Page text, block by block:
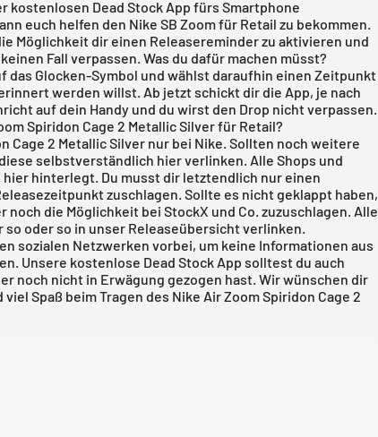
kostenlosen Dead Stock App fürs Smartphone
euch helfen den Nike SB Zoom für Retail zu bekommen.
Möglichkeit dir einen Releasereminder zu aktivieren und
Fall verpassen. Was du dafür machen müsst?
das Glocken-Symbol und wählst daraufhin einen Zeitpunkt
werden willst. Ab jetzt schickt dir die App, je nach
auf dein Handy und du wirst den Drop nicht verpassen.
Spiridon Cage 2 Metallic Silver für Retail?
Cage 2 Metallic Silver nur bei Nike. Sollten noch weitere
selbstverständlich hier verlinken. Alle Shops und
hier hinterlegt. Du musst dir letztendlich nur einen
zuschlagen. Sollte es nicht geklappt haben,
noch die Möglichkeit beiStockX und Co. zuzuschlagen. Alle
so oder so in unser Releaseübersichtverlinken.
sozialen Netzwerken vorbei, um keine Informationen aus
Unsere kostenlose Dead Stock App solltest du auch
noch nicht in Erwägung gezogen hast. Wir wünschen dir
Spaß beim Tragen des Nike Air Zoom Spiridon Cage 2